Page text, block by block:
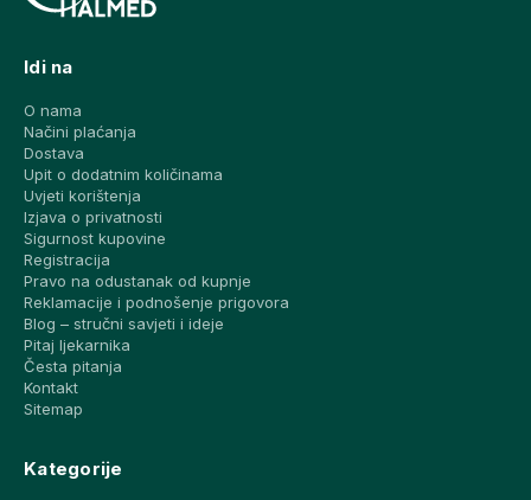
Idi na
O nama
Načini plaćanja
Dostava
Upit o dodatnim količinama
Uvjeti korištenja
Izjava o privatnosti
Sigurnost kupovine
Registracija
Pravo na odustanak od kupnje
Reklamacije i podnošenje prigovora
Blog – stručni savjeti i ideje
Pitaj ljekarnika
Česta pitanja
Kontakt
Sitemap
Kategorije